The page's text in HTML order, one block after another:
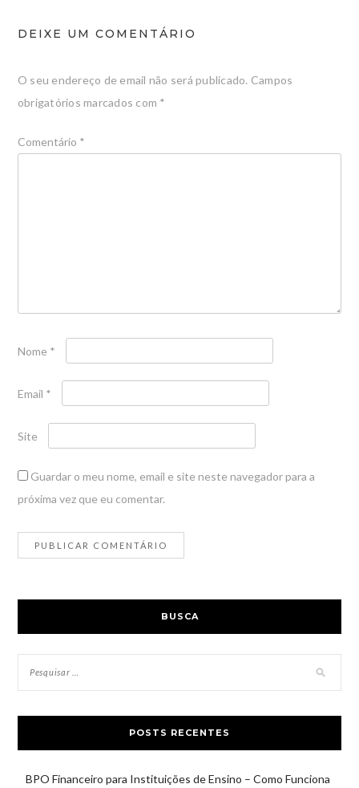
DEIXE UM COMENTÁRIO
O seu endereço de email não será publicado. Campos
obrigatórios marcados com *
Comentário *
Nome *
Email *
Site
Guardar o meu nome, email e site neste navegador para a
próxima vez que eu comentar.
BUSCA
POSTS RECENTES
BPO Financeiro para Instituições de Ensino – Como Funciona